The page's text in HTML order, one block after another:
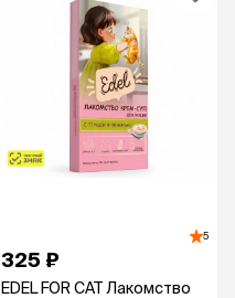
5
325 ₽
EDEL FOR CAT Лакомство